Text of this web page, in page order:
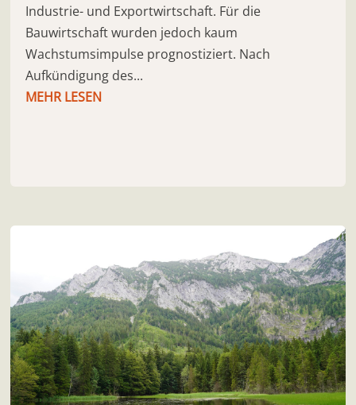
Industrie- und Exportwirtschaft. Für die
Bauwirtschaft wurden jedoch kaum
Wachstumsimpulse prognostiziert. Nach
Aufkündigung des...
MEHR LESEN